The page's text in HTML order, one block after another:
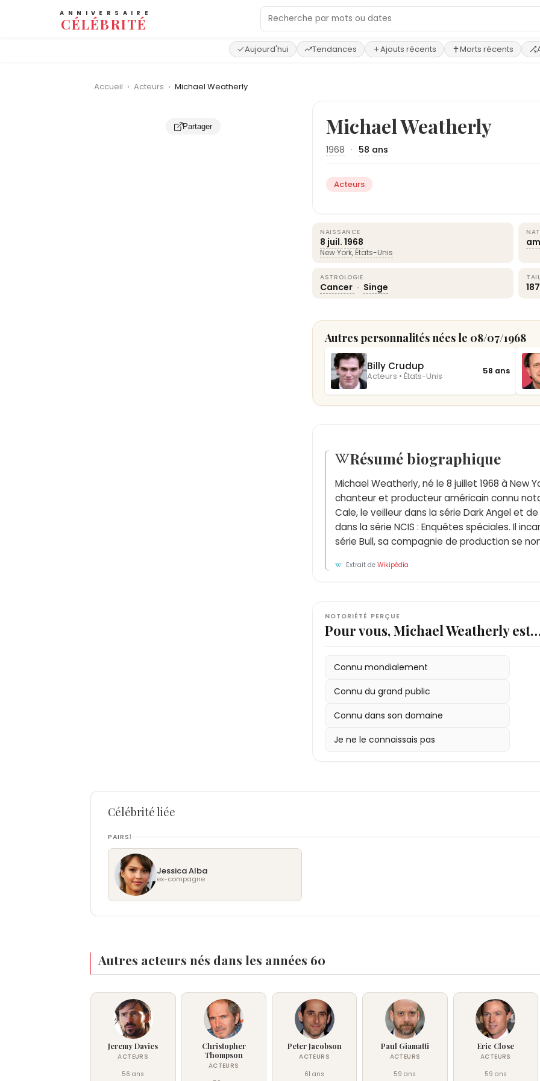
ANNIVERSAIRE
CÉLÉBRITÉ
Aujourd'hui Tendances Ajouts récents Morts récents
Accueil › Acteurs › Michael Weatherly
Partager Michael Weatherly
1968 · 58 ans
Acteurs
NAISSANCE
8 juil. 1968
New York, États-Unis
ASTROLOGIE
Cancer · Singe
Autres personnalités nées le 08/07/1968
Billy Crudup
Acteurs • États-Unis
58 ans
Résumé biographique
Michael Weatherly, né le 8 juillet 1968 à New
chanteur et producteur américain connu
Cale, le veilleur dans la série Dark Angel et
dans la série NCIS : Enquêtes spéciales. Il
série Bull, sa compagnie de production se
Extrait deWikipédia
NOTORIÉTÉ PERÇUE
Pour vous, Michael Weatherly
Connu mondialement
Connu du grand public
Connu dans son domaine
Je ne le connaissais pas
Célébrité liée
PAIRS1
Jessica Alba
ex-compagne
Autres acteurs nés dans les années 60
Jeremy Davies
ACTEURS
56 ans
Christopher
Thompson
ACTEURS
Peter Jacobson
ACTEURS
61 ans
Paul Giamatti
ACTEURS
59 ans
Eric Close
ACTEURS
59 ans